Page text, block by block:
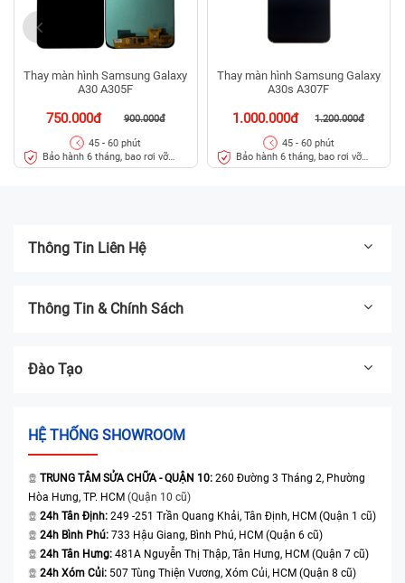
Thay màn hình Samsung Galaxy
A30 A305F
750.000đ 900.000đ
45 - 60 phút
Bảo hành 6 tháng, bao rơi vỡ
kính
Thay màn hình Samsung Galaxy
A30s A307F
1.000.000đ 1.200.000đ
45 - 60 phút
Bảo hành 6 tháng, bao rơi vỡ
kính
Thông Tin Liên Hệ
Thông Tin & Chính Sách
Đào Tạo
HỆ THỐNG SHOWROOM
TRUNG TÂM SỬA CHỮA - QUẬN 10: 260 Đường 3 Tháng 2, Phường
Hòa Hưng, TP. HCM (Quận 10 cũ)
24h Tân Định: 249 -251 Trần Quang Khải, Tân Định, HCM (Quận 1 cũ)
24h Bình Phú: 733 Hậu Giang, Bình Phú, HCM (Quận 6 cũ)
24h Tân Hưng: 481A Nguyễn Thị Thập, Tân Hưng, HCM (Quận 7 cũ)
24h Xóm Củi: 507 Tùng Thiện Vương, Xóm Củi, HCM (Quận 8 cũ)